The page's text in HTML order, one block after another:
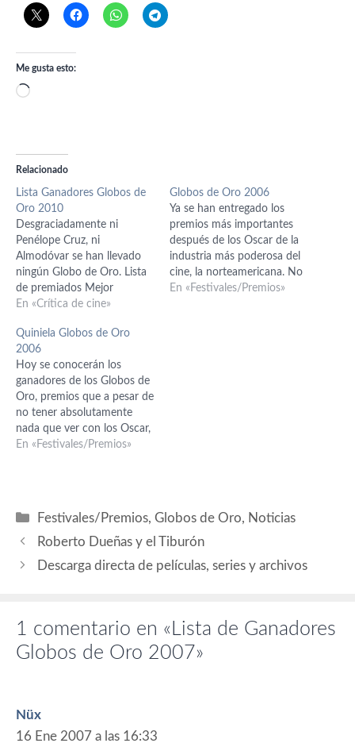
Me gusta esto:
Cargando...
Relacionado
Lista Ganadores Globos de
Oro 2010
Desgraciadamente ni
Penélope Cruz, ni
Almodóvar se han llevado
ningún Globo de Oro. Lista
de premiados Mejor
película, drama Avatar
una actriz en una película,
drama Sandra Bullock por
The Blind Side Mejor
interpretación por un actor
en una película, drama Jeff
Bridges por Crazy Heart
Mejor…
En «Crítica de cine»
Globos de Oro 2006
Ya se han entregado los
premios más importantes
después de los Oscar de la
industria más poderosa del
cine, la norteamericana. No
ha habido muchas
En «Festivales/Premios»
Quiniela Globos de Oro
2006
Hoy se conocerán los
ganadores de los Globos de
Oro, premios que a pesar de
no tener absolutamente
nada que ver con los Oscar,
ya que los entrega la
Academia Americana o al
menos siempre es…
En «Festivales/Premios»
Categorías
Festivales/Premios,Globos de Oro, Noticias
Roberto Dueñas y el Tiburón
Descarga directa de películas, series y archivos
1 comentario en «Lista de Ganadores
Globos de Oro 2007»
Nüx
16 Ene 2007 a las 16:33